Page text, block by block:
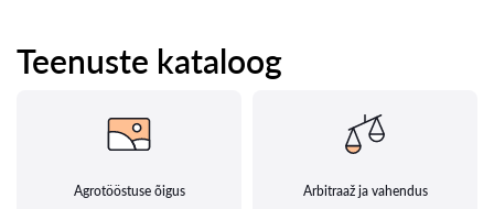
Teenuste kataloog
Agrotööstuse õigus Arbitraaž ja vahendus